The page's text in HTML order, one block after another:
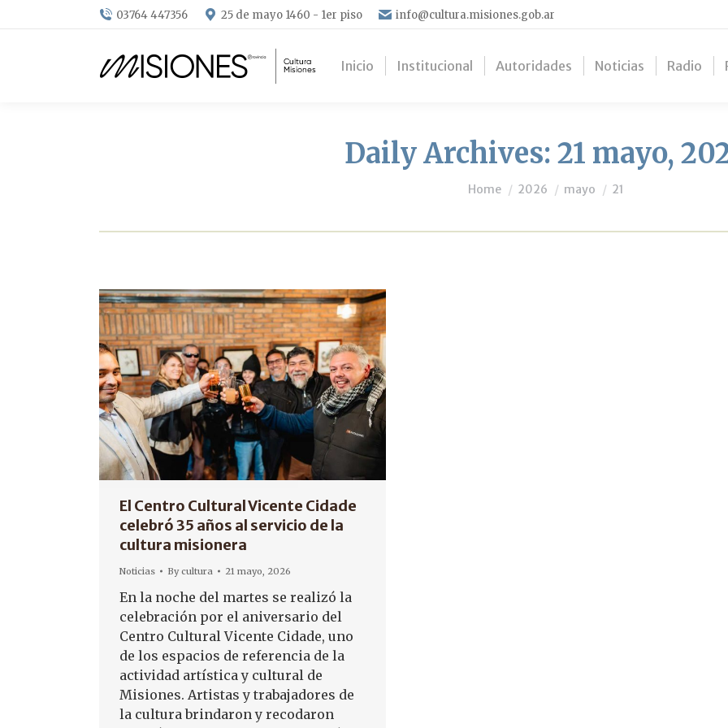
03764 447356 25 de mayo 1460 - 1er piso info@cultura.misiones.gob.ar
Inicio Institucional Autoridades Noticias Radio
Daily Archives: 21 mayo,
You are here:
Home 2026 mayo 21
El Centro Cultural Vicente Cidade
celebró 35 años al servicio de la
cultura misionera
Noticias Bycultura 21 mayo, 2026
En la noche del martes se realizó la
celebración por el aniversario del
Centro Cultural Vicente Cidade, uno
de los espacios de referencia de la
actividad artística y cultural de
Misiones. Artistas y trabajadores de
la cultura brindaron y recodaron